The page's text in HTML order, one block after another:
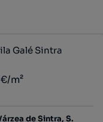
Galé Sintra
m²
de Sintra, S.